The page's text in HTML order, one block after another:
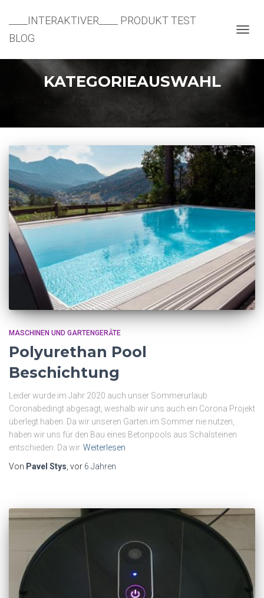
____INTERAKTIVER____ PRODUKT TEST
BLOG
KATEGORIEAUSWAHL
MASCHINEN UND GARTENGERÄTE
Polyurethan Pool
Beschichtung
Leider wurde im Jahr 2020 auch unser Sommerurlaub
Coronabedingt abgesagt, weshalb wir uns auch ein Corona Projekt
überlegt haben. Da wir unseren Garten im Sommer nie nutzen,
haben wir uns für den Bau eines Betonpools aus Schalsteinen
entschieden. Da wir Weiterlesen
Von Pavel Stys , vor 6 Jahren